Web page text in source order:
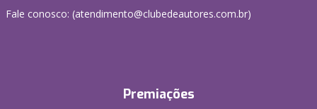
Fale conosco: (atendimento@clubedeautores.com.br)
Premiações